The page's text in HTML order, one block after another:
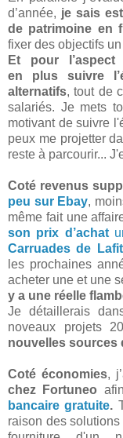
d’année, je sais
de patrimoine en
fixer des objectifs
Et pour l’aspect
en plus suivre
alternatifs, tout de
salariés. Je mets
motivant de suivre
peux me projetter
reste à parcourir...
Coté revenus
peu sur Ebay,
même fait une
son prix d’achat
Carruades de
les prochaines
acheter une et une
y a une réelle
Je détaillerais
noveaux projets
nouvelles sources
Coté économies,
chez Fortuneo
bancaire gratuite.
raison des